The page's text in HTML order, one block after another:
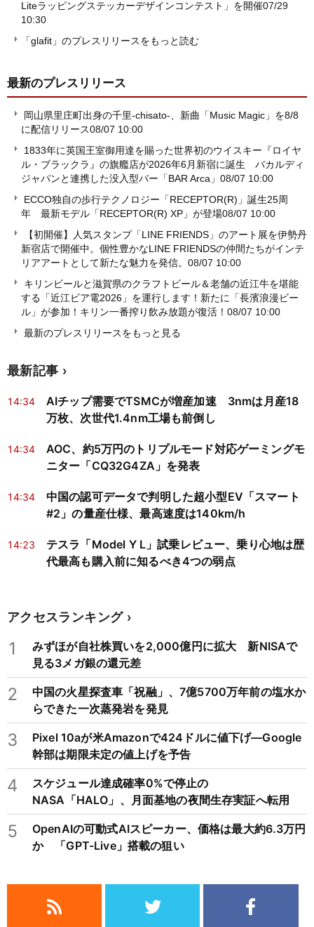
Liteラッピングステッカーデザインコンテスト」を開催07/29
10:30
「glafit」のプレスリリースをもっと読む
最新のプレスリリース
岡山県里庄町出身の千里-chisato-、新曲「Music Magic」を8/8
に配信リリース08/07 10:00
1833年に英国王室御用達を賜った世界初のウイスキー『ロイヤ
ル・ブラックラ』の旗艦店が2026年6月新宿に誕生 バカルディ
ジャパンと連携した没入型バー「BAR Arca」 08/07 10:00
ECCO独自の歩行テクノロジー「RECEPTOR(R)」誕生25周
年 最新モデル「RECEPTOR(R) XP」が登場08/07 10:00
【初開催】人気スタンプ「LINE FRIENDS」のアート展を伊勢丹
新宿店で開催中。個性豊かなLINE FRIENDSの仲間たちがインテ
リアアートとして新たな魅力を発信。 08/07 10:00
キリンビールと滋賀県のクラフトビール＆老舗の近江牛を堪能
する「近江ビア電2026」を運行します！新たに「長濱浪漫ビー
ル」が参加！キリン一番搾り飲み放題が復活！ 08/07 10:00
最新のプレスリリースをもっと見る
最新記事
14:34
AIチップ需要でTSMCが増産加速 3nmは月産18
万枚、次世代1.4nm工場も前倒し
14:34
AOC、約5万円のトリプルモード対応ゲーミングモ
ニター「CQ32G4ZA」を発表
14:34
中国の認可データで判明した超小型EV「スマート
#2」の量産仕様、最高速度は140km/h
14:23
テスラ「Model Y L」試乗レビュー、乗り心地は歴
代最高も購入前に知るべき4つの弱点
アクセスランキング
1
みずほが自社株買いを2,000億円に拡大 新NISAで
見る3メガ銀の還元差
2
中国の火星探査車「祝融」、7億5700万年前の塩水か
らできた一次蒸発岩を発見
3
Pixel 10aが米Amazonで424ドルに値下げ―Google
幹部は期限未定の値上げを予告
4
スケジュール達成確率0%で停止の
NASA「HALO」、月面基地の夜間生存実証へ転用
5
OpenAIの可動式AIスピーカー、価格は最大約6.3万円
か 「GPT-Live」搭載の狙い